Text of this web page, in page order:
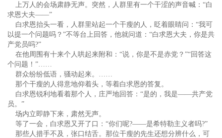
上万人的会场肃静无声。突然，人群里有一个干涩的声音喊：“白
求恩大夫——”
白求恩抬头一看，人群里站起一个干瘦的人，眨着眼睛问：“我可
以提一个问题吗？”不等台上回答，他就问道：“白求恩大夫，你是共
产党员吗?”
在他周围有十来个人哄起来附和：“说，你是不是赤党？”“回答这
个问题！”……
群众纷纷低语，骚动起来。……
那个干瘦的人得意地仰着头，等着白求恩的答复。
白求恩锐利地看着那个人，庄严地回答：“是的，我是——共产党
员。”
场内立即静下来，肃然无声。
等了一会，白求恩又开了口：“你们呢?——是希特勒主义者吗?”
那些人措手不及，张口结舌。那位干瘦的先生还想分辨什么，可